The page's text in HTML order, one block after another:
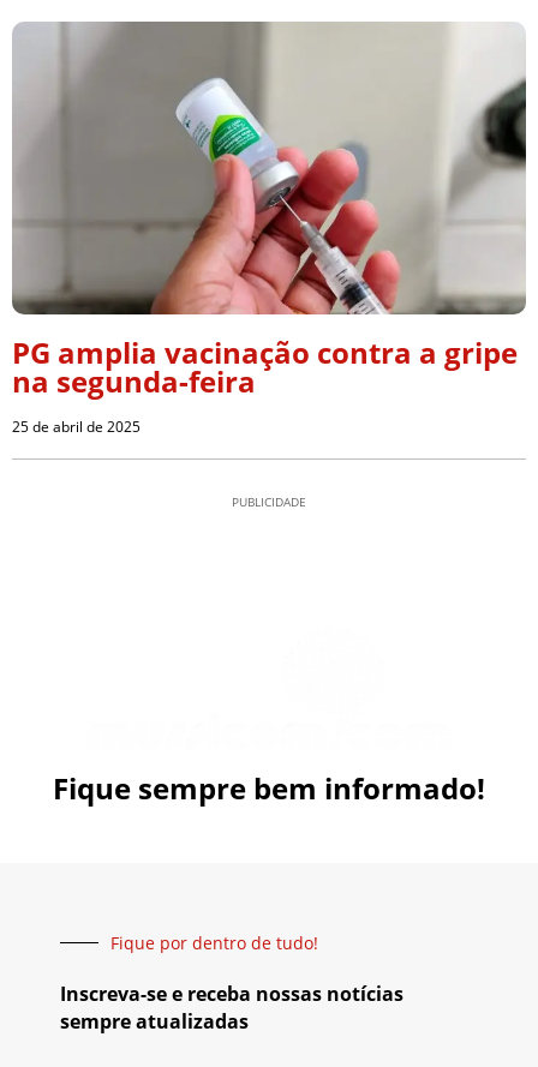
PG amplia vacinação contra a gripe
na segunda-feira
25 de abril de 2025
PUBLICIDADE
Fique sempre bem informado!
Fique por dentro de tudo!
Inscreva-se e receba nossas notícias
sempre atualizadas